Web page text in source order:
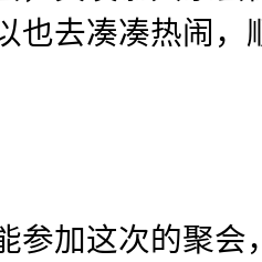
也去凑凑热闹，
参加这次的聚